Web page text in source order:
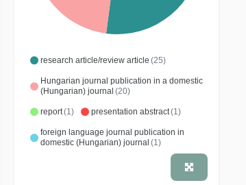
research article/review article (25)
Hungarian journal publication in a domestic
(Hungarian) journal (20)
report(1) presentation abstract(1)
foreign language journal publication in
domestic (Hungarian) journal (1)